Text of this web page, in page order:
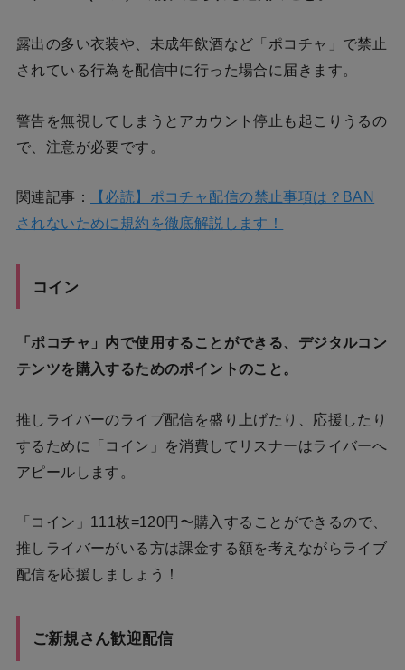
露出の多い衣装や、未成年飲酒など「ポコチャ」で禁止
されている行為を配信中に行った場合に届きます。
警告を無視してしまうとアカウント停止も起こりうるの
で、注意が必要です。
関連記事：
【必読】ポコチャ配信の禁止事項は？BAN
されないために規約を徹底解説します！
コイン
「ポコチャ」内で使用することができる、デジタルコン
テンツを購入するためのポイントのこと。
推しライバーのライブ配信を盛り上げたり、応援したり
するために「コイン」を消費してリスナーはライバーへ
アピールします。
「コイン」111枚=120円〜購入することができるので、
推しライバーがいる方は課金する額を考えながらライブ
配信を応援しましょう！
ご新規さん歓迎配信